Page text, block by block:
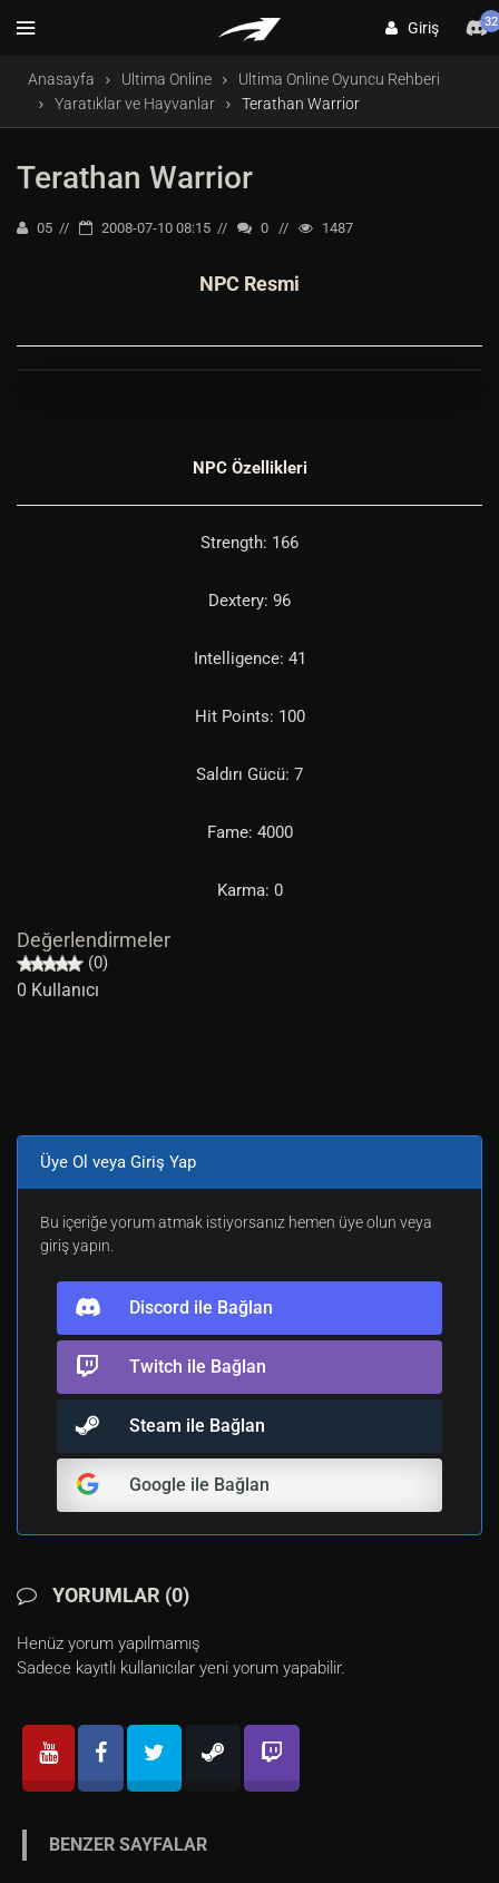
Giriş 32
Anasayfa Ultima Online
Ultima Online Oyuncu Rehberi
Yaratıklar ve Hayvanlar
Terathan Warrior
Terathan Warrior
05 2008-07-10 08:15 0 1487
NPC Resmi
NPC Özellikleri
Strength: 166
Dextery: 96
Intelligence: 41
Hit Points: 100
Saldırı Gücü: 7
Fame: 4000
Karma: 0
Değerlendirmeler
(0)
0 Kullanıcı
Üye Ol veya Giriş Yap
Bu içeriğe yorum atmak istiyorsanız hemen üye olun veya
giriş yapın.
Discord ile Bağlan
Twitch ile Bağlan
Steam ile Bağlan
Google ile Bağlan
YORUMLAR (0)
Henüz yorum yapılmamış
Sadece kayıtlı kullanıcılar yeni yorum yapabilir.
BENZER SAYFALAR